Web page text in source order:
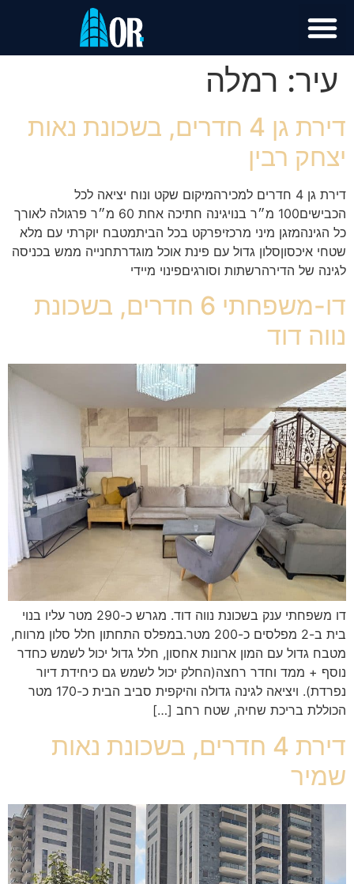
עיר: רמלה
דירת גן 4 חדרים, בשכונת נאות
יצחק רבין
דירת גן 4 חדרים למכירהמיקום שקט ונוח יציאה לכל
הכבישים100 מ״ר בנויגינה חתיכה אחת 60 מ״ר פרגולה לאורך
כל הגינהמזגן מיני מרכזיפרקט בכל הביתמטבח יוקרתי עם מלא
שטחי איכסוןסלון גדול עם פינת אוכל מוגדרתחנייה ממש בכניסה
לגינה של הדירהרשתות וסורגיםפינוי מיידי
דו-משפחתי 6 חדרים, בשכונת
נווה דוד
דו משפחתי ענק בשכונת נווה דוד. מגרש כ-290 מטר עליו בנוי
בית ב-2 מפלסים כ-200 מטר.במפלס התחתון חלל סלון מרווח,
מטבח גדול עם המון ארונות אחסון, חלל גדול יכול לשמש כחדר
נוסף + ממד וחדר רחצה(החלק יכול לשמש גם כיחידת דיור
נפרדת). ויציאה לגינה גדולה והיקפית סביב הבית כ-170 מטר
הכוללת בריכת שחיה, שטח רחב […]
דירת 4 חדרים, בשכונת נאות
שמיר